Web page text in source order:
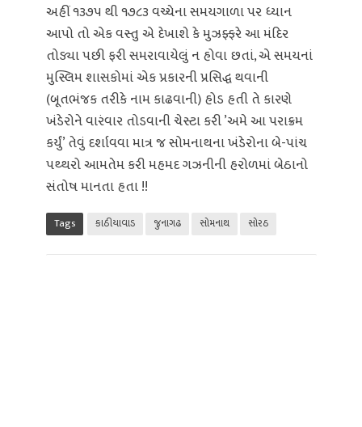
અહીં ૧૩૭૫ થી ૧૭૮૩ વચ્ચેના સમયગાળા પર ધ્યાન
આપો તો એક વસ્તુ એ દેખાશે કે મુઝફ્ફરે આ મંદિર
તોડ્યા પછી ફરી સમરાવાયેલું ન હોવા છતાં, એ સમયનાં
મુસ્લિમ શાસકોમાં એક પ્રકારની પ્રસિદ્ધ થવાની
(બૂતભંજક તરીકે નામ કાઢવાની) હોડ હતી તે કારણે
ખંડેરોને વારંવાર તોડવાની ચેસ્ટા કરી ’અમે આ પરાક્રમ
કર્યું’ તેવું દર્શાવવા માત્ર જ સોમનાથના ખંડેરોના બે-પાંચ
પથ્થરો આમતેમ કરી મહમદ ગઝનીની હરોળમાં બેઠાનો
સંતોષ માનતા હતા !!
Tags કાઠીયાવાડ જુનાગઢ સોમનાથ સોરઠ